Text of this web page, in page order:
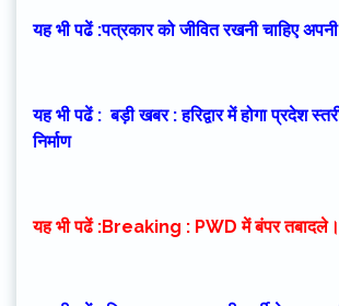
यह भी पढें :पत्रकार को जीवित रखनी चाहिए अपनी
यह भी पढें : बड़ी खबर : हरिद्वार में होगा प्रदेश
निर्माण
यह भी पढें :Breaking : PWD में बंपर तबादले।